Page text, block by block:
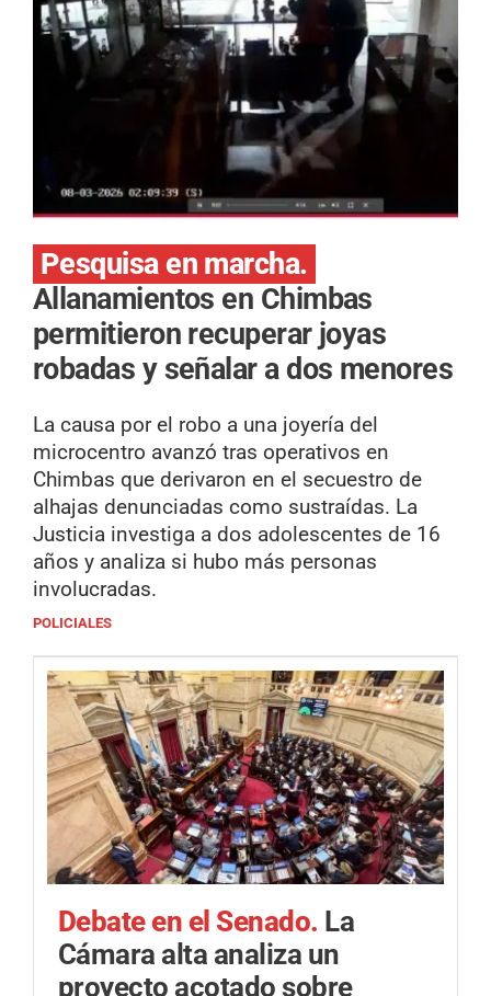
Pesquisa en marcha.
Allanamientos en Chimbas
permitieron recuperar joyas
robadas y señalar a dos menores
La causa por el robo a una joyería del
microcentro avanzó tras operativos en
Chimbas que derivaron en el secuestro de
alhajas denunciadas como sustraídas. La
Justicia investiga a dos adolescentes de 16
años y analiza si hubo más personas
involucradas.
POLICIALES
Debate en el Senado. La
Cámara alta analiza un
proyecto acotado sobre